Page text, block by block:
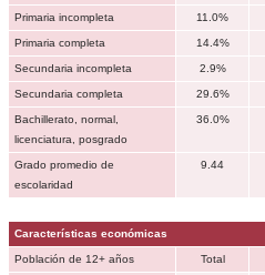
Primaria incompleta 11.0%
Primaria completa 14.4%
Secundaria incompleta 2.9%
Secundaria completa 29.6%
Bachillerato, normal,
licenciatura, posgrado
36.0%
Grado promedio de
escolaridad
9.44
Características económicas
Población de 12+ años Total